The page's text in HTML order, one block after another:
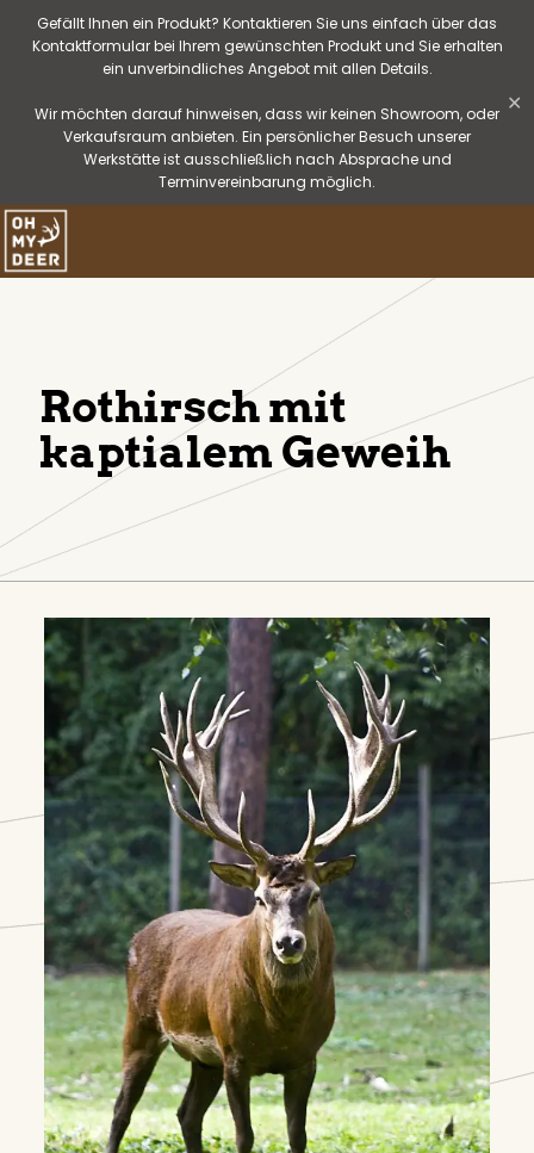
Gefällt Ihnen ein Produkt? Kontaktieren Sie uns einfach über das
Kontaktformular bei Ihrem gewünschten Produkt und Sie erhalten
ein unverbindliches Angebot mit allen Details.
Wir möchten darauf hinweisen, dass wir keinen Showroom, oder
Verkaufsraum anbieten. Ein persönlicher Besuch unserer
Werkstätte ist ausschließlich nach Absprache und
Terminvereinbarung möglich.
✕
Rothirsch mit
kaptialem Geweih